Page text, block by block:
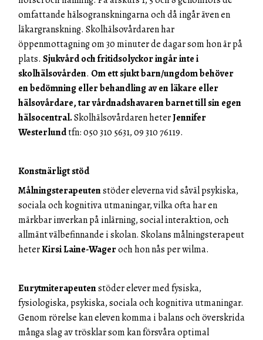
omfattande hälsogranskningarna och då ingår även en
läkargranskning. Skolhälsovårdaren har
öppenmottagning om 30 minuter de dagar som hon är på
plats. Sjukvård och fritidsolyckor ingår inte i
skolhälsovården. Om ett sjukt barn/ungdom behöver
en bedömning eller behandling av en läkare eller
hälsovårdare, tar vårdnadshavaren barnet till sin egen
hälsocentral.Skolhälsovårdaren heterJennifer
Westerlundtfn: 050 310 5631, 09 310 76119.
Konstnärligt stöd
Målningsterapeutenstöder eleverna vid såväl psykiska,
sociala och kognitiva utmaningar, vilka ofta har en
märkbar inverkan på inlärning, social interaktion, och
allmänt välbefinnande i skolan. Skolans målningsterapeut
heterKirsi Laine-Wageroch hon nås per wilma.
Eurytmiterapeutenstöder elever med fysiska,
fysiologiska, psykiska, sociala och kognitiva utmaningar.
Genom rörelse kan eleven komma i balans och överskrida
många slag av trösklar som kan försvåra optimal